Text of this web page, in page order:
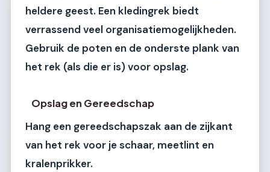
heldere geest. Een kledingrek biedt
verrassend veel organisatiemogelijkheden.
Gebruik de poten en de onderste plank van
het rek (als die er is) voor opslag.
Opslag en Gereedschap
Hang een gereedschapszak aan de zijkant
van het rek voor je schaar, meetlint en
kralenprikker.